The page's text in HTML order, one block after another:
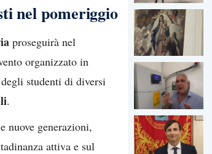
nel pomeriggio
proseguirà nel
organizzato in
studenti di diversi
.
nuove generazioni,
attiva e sul